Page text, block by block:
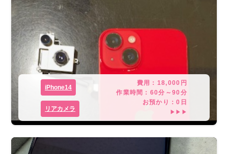
iPhone14
リアカメラ
費用： 18,000 円
作業時間： 60分～90分
お預かり：0 日
▶▶▶